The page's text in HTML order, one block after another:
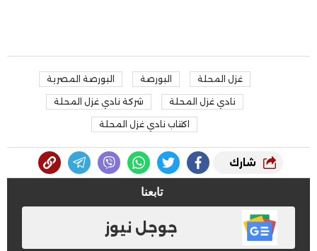
غزل المحلة البورصة البورصة المصرية
نادي غزل المحلة شركة نادي غزل المحلة
اكتتاب نادي غزل المحلة
شارك
تابعنا
جوجل نيوز